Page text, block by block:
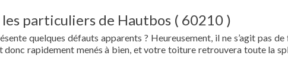
particuliers de Hautbos ( 60210 )
quelques défauts apparents ? Heureusement, il ne s’agit pas de
donc rapidement menés à bien, et votre toiture retrouvera toute la